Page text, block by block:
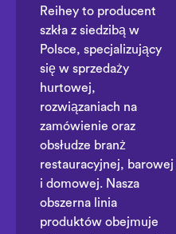
Reihey to producent
szkła z siedzibą w
Polsce, specjalizujący
się w sprzedaży
hurtowej,
rozwiązaniach na
zamówienie oraz
obsłudze branż
restauracyjnej, barowej
i domowej. Nasza
obszerna linia
produktów obejmuje